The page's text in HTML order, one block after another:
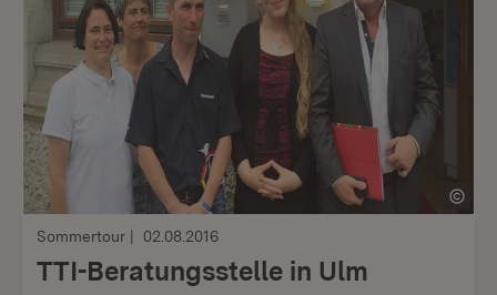
Sommertour 02.08.2016
TTI-Beratungsstelle in Ulm